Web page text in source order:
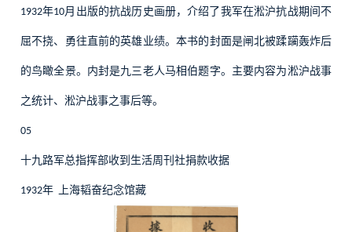
1932年10月出版的抗战历史画册，介绍了我军在淞沪抗战期间不
屈不挠、勇往直前的英雄业绩。本书的封面是闸北被蹂躏轰炸后
的鸟瞰全景。内封是九三老人马相伯题字。主要内容为淞沪战事
之统计、淞沪战事之事后等。
05
十九路军总指挥部收到生活周刊社捐款收据
1932年 上海韬奋纪念馆藏